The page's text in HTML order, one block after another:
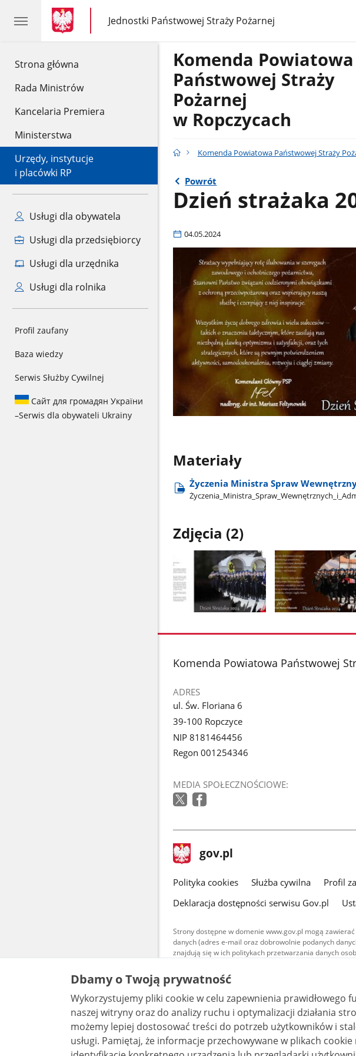
Strona główna
Rada Ministrów
Kancelaria Premiera
Ministerstwa
Urzędy, instytucje
i placówki RP
Usługi dla obywatela
Usługi dla przedsiębiorcy
Usługi dla urzędnika
Usługi dla rolnika
Profil zaufany
Baza wiedzy
Serwis Służby Cywilnej
Сайт для громадян України
–Serwis dla obywateli Ukrainy
gov.pl
gov.pl
Jednostki Państwowej Straży Pożarnej
gov.pl
Jednostki
Państwowej
Komenda Powiatowa
Państwowej Straży
Pożarnej
w Ropczycach
Komenda Powiatowa Państwowej Straży
Powrót
Dzień strażaka
04.05.2024
Materiały
Życzenia Ministra Spraw
Zdjęcia (2)
galerii.
galerii.
stopka
Komenda Powiatowa Państwowej
ADRES
ul. Św. Floriana 6
39-100 Ropczyce
NIP 8181464456
Regon 001254346
MEDIA SPOŁECZNOŚCIOWE:
stopka
gov.pl Strona
gov.pl
gov.pl
Polityka cookies Służba cywilna Profil
Deklaracja dostępności serwisu Gov.pl
Strony dostępne w domenie www.gov.pl mogą
danych (adres e-mail oraz dobrowolnie podanych
znajdują się w ich politykach przetwarzania danych
Treści tekstowe publikowane w serwisie
udostępniane na licencji typu Creative
warunkach 4.0 (CC BY-SA 4.0).
są udostępniane na licencji typu
bez utworów zależnych 4.0 (CC BY-NC-
Dbamy o Twoją prywatność
Wykorzystujemy pliki cookie w celu zapewnienia prawidłowego
naszej witryny oraz do analizy ruchu i optymalizacji działania strony. Dzięki
możemy lepiej dostosować treści do potrzeb użytkowników i
usługi. Pamiętaj, że informacje przechowywane w plikach cookie mogą pozwalać na